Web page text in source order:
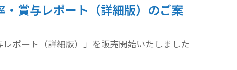
・賞与レポート（詳細版）のご案
ポート（詳細版）」を販売開始いたしました